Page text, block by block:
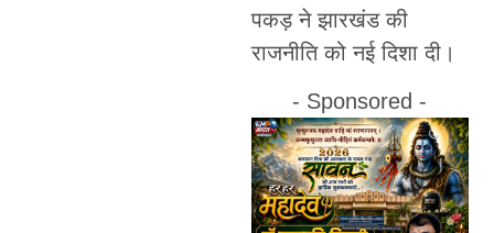
पकड़ ने झारखंड की
राजनीति को नई दिशा दी।
- Sponsored -